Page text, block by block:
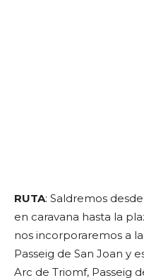
RUTA: Saldremos
en caravana hasta la
nos incorporaremos a
Passeig de San Joan y
Arc de Triomf, Passeig